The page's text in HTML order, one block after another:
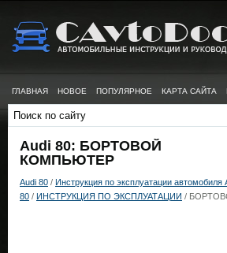
ГЛАВНАЯ НОВОЕ ПОПУЛЯРНОЕ КАРТА САЙТА
Audi 80: БОРТОВОЙ
КОМПЬЮТЕР
Audi 80 / Инструкция по эксплуатации автомобиля
80 / ИНСТРУКЦИЯ ПО ЭКСПЛУАТАЦИИ /